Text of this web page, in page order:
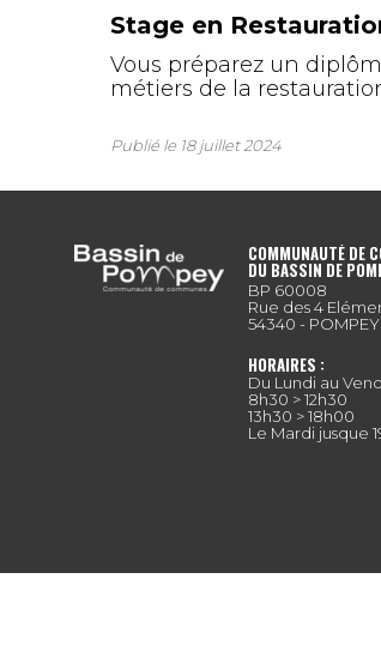
Stage en
Vous préparez un
métiers de la
Publié le 18 juillet 2024
COMMUNAUTÉ DE
DU BASSIN DE
BP 60008
Rue des 4
54340 - POMPEY
HORAIRES :
Du Lundi au
8h30 > 12h30
13h30 > 18h00
Le Mardi jusque